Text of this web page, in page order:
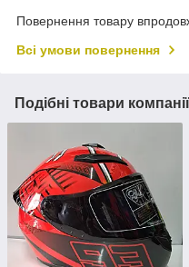
Повернення товару
Всі умови повернення
Подібні товари компанії